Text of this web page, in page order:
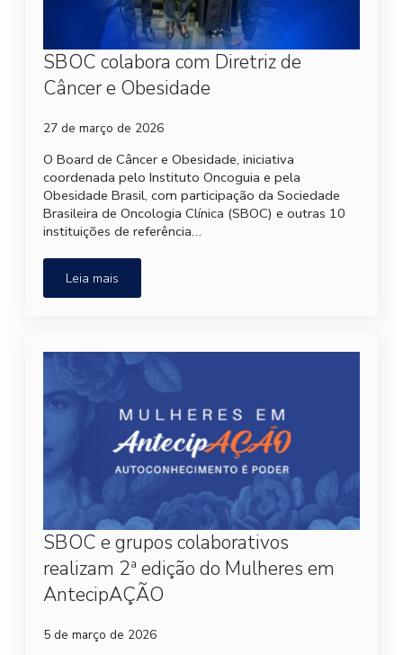
SBOC colabora com Diretriz de
Câncer e Obesidade
27 de março de 2026
O Board de Câncer e Obesidade, iniciativa
coordenada pelo Instituto Oncoguia e pela
Obesidade Brasil, com participação da Sociedade
Brasileira de Oncologia Clínica (SBOC) e outras 10
instituições de referência…
Leia mais
SBOC e grupos colaborativos
realizam 2ª edição do Mulheres em
AntecipAÇÃO
5 de março de 2026